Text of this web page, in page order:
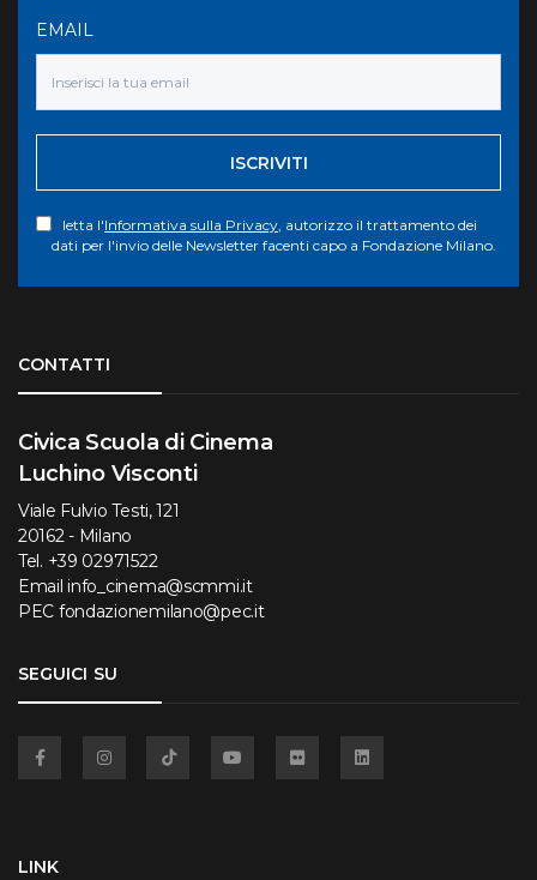
EMAIL
ISCRIVITI
letta l'Informativa sulla Privacy, autorizzo il trattamento dei
dati per l'invio delle Newsletter facenti capo a Fondazione Milano.
CONTATTI
Civica Scuola di Cinema
Luchino Visconti
Viale Fulvio Testi, 121
20162 - Milano
Tel. +39 02971522
Email info_cinema@scmmi.it
PEC fondazionemilano@pec.it
SEGUICI SU
LINK